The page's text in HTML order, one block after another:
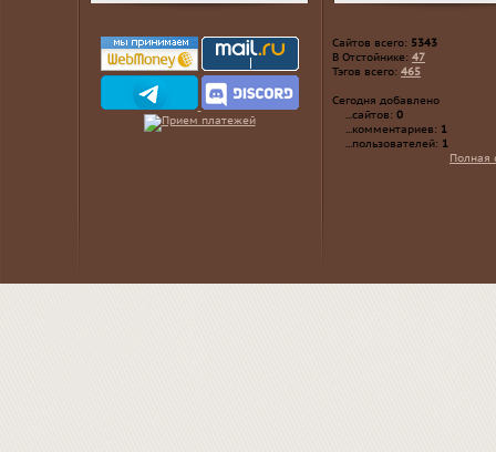
Сайтов всего: 5343
В Отстойнике: 47
Тэгов всего: 465
Сегодня добавлено
...сайтов: 0
...комментариев: 1
...пользователей: 1
Полная